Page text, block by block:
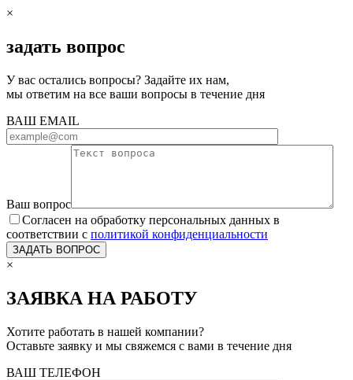
×
задать вопрос
У вас остались вопросы? Задайте их нам,
мы ответим на все ваши вопросы в течение дня
ВАШ EMAIL
Ваш вопрос
Согласен на обработку персональных данных в
соответствии с политикой конфиденциальности
×
ЗАЯВКА НА РАБОТУ
Хотите работать в нашей компании?
Оставьте заявку и мы свяжемся с вами в течение дня
ВАШ ТЕЛЕФОН